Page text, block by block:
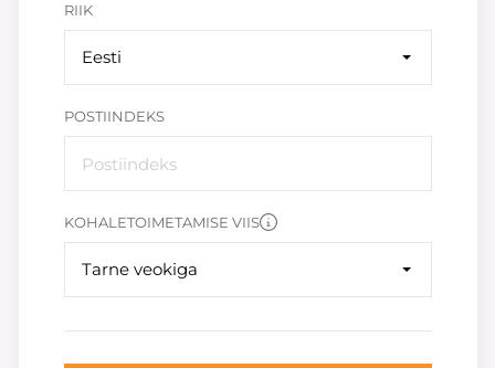
RIIK
Eesti
POSTIINDEKS
KOHALETOIMETAMISE VIIS
Tarne veokiga